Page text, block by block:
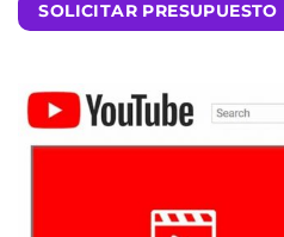
SOLICITAR PRESUPUESTO